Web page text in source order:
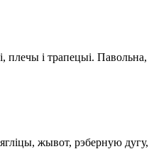
плечы і трапецыі.
жывот, рэберную